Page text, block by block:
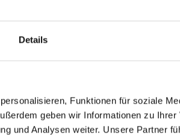
Details
Funktionen für soziale
geben wir Informationen zu Ihrer
und Analysen weiter. Unsere Partner
Wartezeiten schnell wieder
Farbtonbezeichnung
Gebinde